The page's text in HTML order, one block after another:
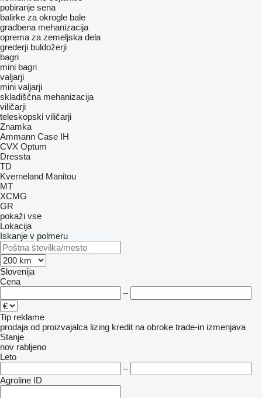
pobiranje sena
balirke za okrogle bale
gradbena mehanizacija
oprema za zemeljska dela
grederji buldožerji
bagri
mini bagri
valjarji
mini valjarji
skladiščna mehanizacija
viličarji
teleskopski viličarji
Znamka
Ammann Case IH
CVX Optum
Dressta
TD
Kverneland Manitou
MT
XCMG
GR
pokaži vse
Lokacija
Iskanje v polmeru
Slovenija
Cena
–
Tip reklame
prodaja od proizvajalca lizing kredit na obroke trade-in izmenjava
Stanje
nov rabljeno
Leto
–
Agroline ID